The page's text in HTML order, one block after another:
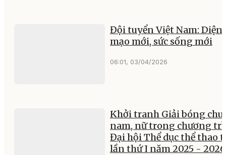
Đội tuyển Việt Nam: Diện
mạo mới, sức sống mới
06:01, 03/04/2026
Khởi tranh Giải bóng
nam, nữ trong chương
Đại hội Thể dục thể thao
lần thứ I năm 2025 - 2026